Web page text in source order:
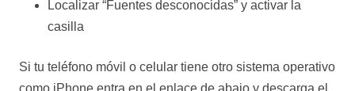
Localizar “Fuentes desconocidas” y activar la
casilla
Si tu teléfono móvil o celular tiene otro sistema operativo
como iPhone entra en el enlace de abajo y descarga el